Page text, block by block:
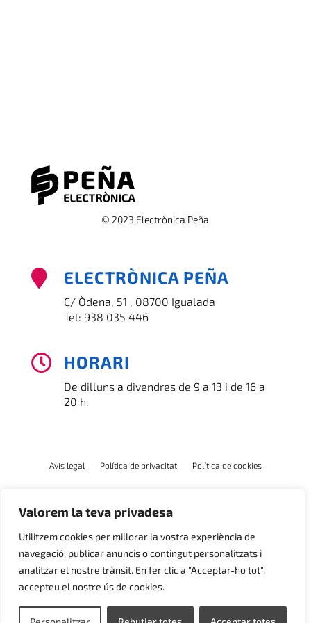
Valorem la teva privadesa
Utilitzem cookies per millorar la vostra experiència de
navegació, publicar anuncis o contingut personalitzats i
analitzar el nostre trànsit. En fer clic a "Acceptar-ho tot",
accepteu el nostre ús de cookies.
© 2023 Electrònica Peña
 ELECTRÒNICA PEÑA
C/ Òdena, 51 , 08700 Igualada
Tel: 938 035 446
 HORARI
De dilluns a divendres de 9 a 13 i de 16 a
20 h.
Avís legal Política de privacitat Política de cookies